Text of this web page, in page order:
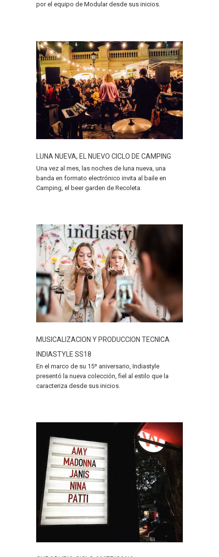
por el equipo de Modular desde sus inicios.
LUNA NUEVA, EL NUEVO CICLO DE CAMPING
Una vez al mes, las noches de luna nueva, una
banda en formato electrónico invita al baile en
Camping, el beer garden de Recoleta.
MUSICALIZACION Y PRODUCCION TECNICA
INDIASTYLE SS18
En el marco de su 15º aniversario, Indiastyle
presentó la nueva colección, fiel al estilo que la
caracteriza desde sus inicios.